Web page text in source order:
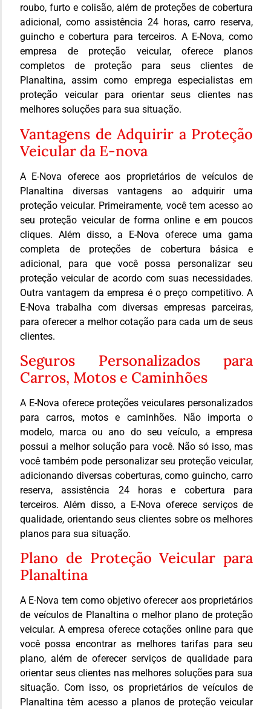
roubo, furto e colisão, além de proteções de cobertura
adicional, como assistência 24 horas, carro reserva,
guincho e cobertura para terceiros. A E-Nova, como
empresa de proteção veicular, oferece planos
completos de proteção para seus clientes de
Planaltina, assim como emprega especialistas em
proteção veicular para orientar seus clientes nas
melhores soluções para sua situação.
Vantagens de Adquirir a Proteção
Veicular da E-nova
A E-Nova oferece aos proprietários de veículos de
Planaltina diversas vantagens ao adquirir uma
proteção veicular. Primeiramente, você tem acesso ao
seu proteção veicular de forma online e em poucos
cliques. Além disso, a E-Nova oferece uma gama
completa de proteções de cobertura básica e
adicional, para que você possa personalizar seu
proteção veicular de acordo com suas necessidades.
Outra vantagem da empresa é o preço competitivo. A
E-Nova trabalha com diversas empresas parceiras,
para oferecer a melhor cotação para cada um de seus
clientes.
Seguros Personalizados para
Carros, Motos e Caminhões
A E-Nova oferece proteções veiculares personalizados
para carros, motos e caminhões. Não importa o
modelo, marca ou ano do seu veículo, a empresa
possui a melhor solução para você. Não só isso, mas
você também pode personalizar seu proteção veicular,
adicionando diversas coberturas, como guincho, carro
reserva, assistência 24 horas e cobertura para
terceiros. Além disso, a E-Nova oferece serviços de
qualidade, orientando seus clientes sobre os melhores
planos para sua situação.
Plano de Proteção Veicular para
Planaltina
A E-Nova tem como objetivo oferecer aos proprietários
de veículos de Planaltina o melhor plano de proteção
veicular. A empresa oferece cotações online para que
você possa encontrar as melhores tarifas para seu
plano, além de oferecer serviços de qualidade para
orientar seus clientes nas melhores soluções para sua
situação. Com isso, os proprietários de veículos de
Planaltina têm acesso a planos de proteção veicular